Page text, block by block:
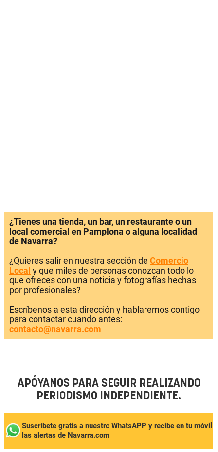
¿Tienes una tienda, un bar, un restaurante o un
local comercial en Pamplona o alguna localidad
de Navarra?
¿Quieres salir en nuestra sección de Comercio
Local y que miles de personas conozcan todo lo
que ofreces con una noticia y fotografías hechas
por profesionales?
Escríbenos a esta dirección y hablaremos contigo
para contactar cuando antes:
contacto@navarra.com
APÓYANOS PARA SEGUIR REALIZANDO
PERIODISMO INDEPENDIENTE.
Suscríbete gratis a nuestro WhatsAPP y recibe en tu móvil
las alertas de Navarra.com